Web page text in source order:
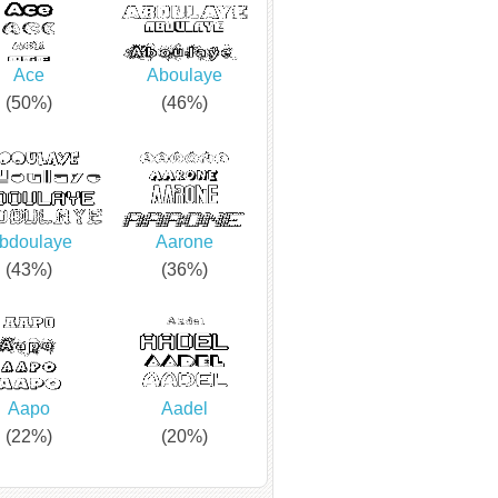
Ace
(50%)
Aboulaye
(46%)
(43%)
Aarone
(36%)
Aapo
(22%)
Aadel
(20%)